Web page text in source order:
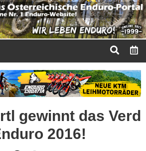
gewinnt das Verd
2016!